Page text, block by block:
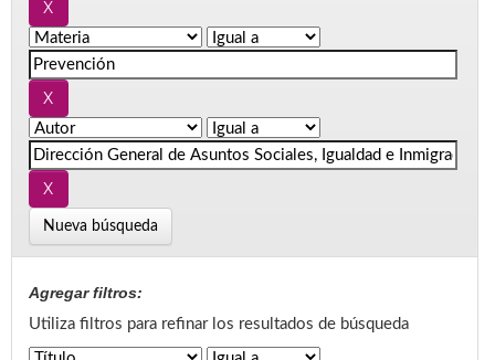
Nueva búsqueda
Agregar filtros:
Utiliza filtros para refinar los resultados de búsqueda